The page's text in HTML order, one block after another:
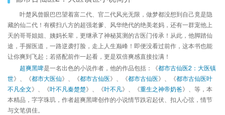
叶楚风曾眼巴巴望着富二代、官二代风光无限，做梦都没想到自己竟是隐
藏的仙二代！有横扫八方的超强老爹、风华绝代的绝美老妈，还有一群宠他上
天的哥哥姐姐、姨妈长辈，更继承了神秘莫测的古医门传承！从此，他脚踏仙
途，手握医道，一路逆袭打脸，走上人生巅峰！即便没看过前作，这本书也能
让你爽到飞起；若搭配前作一起看，更是双倍爽感直接拉满！
超爽黑啤是一名出色的小说作者，他的作品包括：《都市古仙医2：大医镇
世》、《都市大医仙》、《都市古仙医》、《都市古仙医》、《都市古仙医叶
不凡全文》、《叶不凡秦楚楚》、《叶不凡》、《重生之神帝奶爸》、等，本
本精品，字字珠玑，作者超爽黑啤创作的小说情节跌宕起伏、扣人心弦，情节
与文笔俱佳。